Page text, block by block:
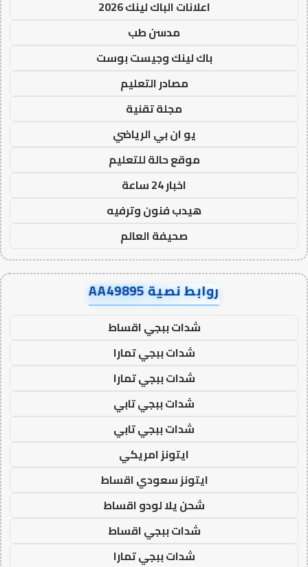
اعلانات الباك لينك 2026
مدسن طب
باك لينك وجيست بوست
مصادر التعليم
مجلة تقنية
يو ان بي الرياضي
موقع حالة للتعليم
اخبار 24 ساعة
هيدب فنون وترفيه
صحيفة العالم
روابط نصية AA49895
شدات ببجي اقساط
شدات ببجي تمارا
شدات ببجي تمارا
شدات ببجي تابي
شدات ببجي تابي
ايتونز امريكي
ايتونز سعودي اقساط
شحن يلا لودو اقساط
شدات ببجي اقساط
شدات ببجي تمارا